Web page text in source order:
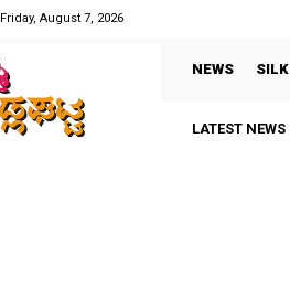
Friday, August 7, 2026
NEWS SILK
LATEST NEWS